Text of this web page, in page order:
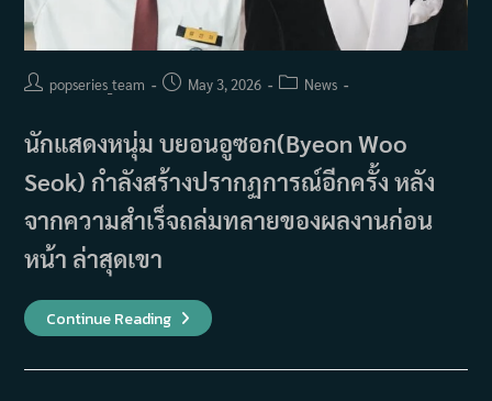
Postpopseries_team
PostMay 3, 2026
PostNews
นักแสดงหนุ่ม บยอนอูซอก(Byeon Woo
Seok) กำลังสร้างปรากฏการณ์อีกครั้ง หลัง
จากความสำเร็จถล่มทลายของผลงานก่อน
หน้า ล่าสุดเขา
Continue Readingบ
ยอน
มา